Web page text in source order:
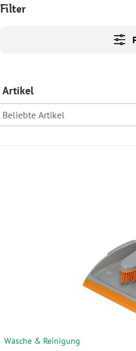
Filter
Artikel
Wäsche & Reinigung